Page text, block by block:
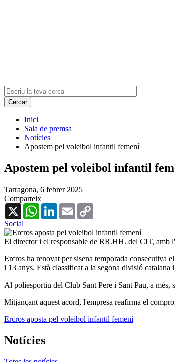
Inici
Sala de premsa
Notícies
Apostem pel voleibol infantil femení
Apostem pel voleibol infantil
Tarragona, 6 febrer 2025
Comparteix
X
WhatsAppLinkedInEmail
Social
El director i el responsable de RR.HH. del CIT, amb
Ercros ha renovat per sisena temporada consecutiva
i 13 anys. Està classificat a la segona divisió
Al poliesportiu del Club Sant Pere i Sant Pau, a
Mitjançant aquest acord, l'empresa reafirma el
Ercros aposta pel voleibol infantil femení
Notícies